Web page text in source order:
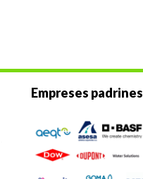
Empreses padrines